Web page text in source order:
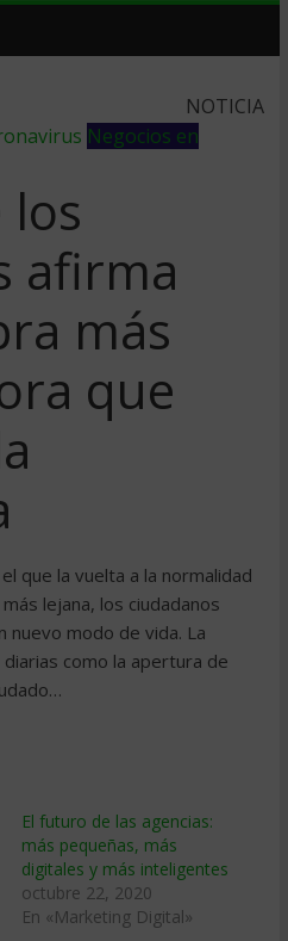
NOTICIA
Negocios en
los
afirma
más
que
que la vuelta a la normalidad
lejana, los ciudadanos
nuevo modo de vida. La
como la apertura de
El futuro de las agencias:
más pequeñas, más
digitales y más inteligentes
octubre 22, 2020
En «Marketing Digital»